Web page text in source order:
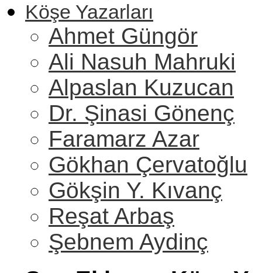
Köşe Yazarları
Ahmet Güngör
Ali Nasuh Mahruki
Alpaslan Kuzucan
Dr. Şinasi Gönenç
Faramarz Azar
Gökhan Çervatoğlu
Gökşin Y. Kıvanç
Reşat Arbaş
Şebnem Aydinç